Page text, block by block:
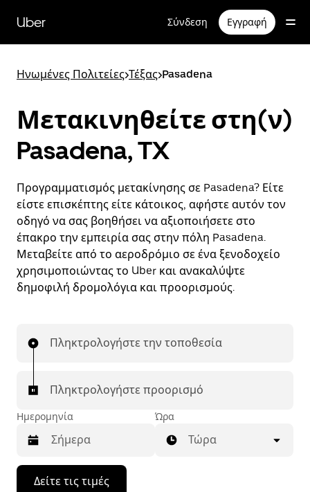
κύριο
περιεχόμενο
Uber Σύνδεση Εγγραφή
Ηνωμένες Πολιτείες>Τέξας>Pasadena
Μετακινηθείτε στη(ν)
Pasadena, TX
Προγραμματισμός μετακίνησης σε Pasadena? Είτε
είστε επισκέπτης είτε κάτοικος, αφήστε αυτόν τον
οδηγό να σας βοηθήσει να αξιοποιήσετε στο
έπακρο την εμπειρία σας στην πόλη Pasadena.
Μεταβείτε από το αεροδρόμιο σε ένα ξενοδοχείο
χρησιμοποιώντας το Uber και ανακαλύψτε
δημοφιλή δρομολόγια και προορισμούς.
Πληκτρολογήστε την τοποθεσία
Πληκτρολογήστε προορισμό
Ημερομηνία
Πατήστε
Ώρα
Τώρα
Δείτε τις τιμές